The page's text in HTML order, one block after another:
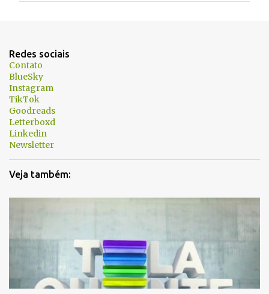
á
r
i
o
s
Redes sociais
Contato
BlueSky
Instagram
TikTok
Goodreads
Letterboxd
Linkedin
Newsletter
Veja também: